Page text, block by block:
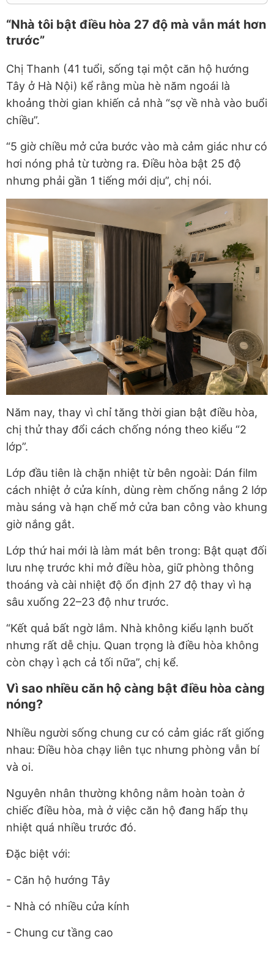
“Nhà tôi bật điều hòa 27 độ mà vẫn mát hơn
trước”
Chị Thanh (41 tuổi, sống tại một căn hộ hướng
Tây ở Hà Nội) kể rằng mùa hè năm ngoái là
khoảng thời gian khiến cả nhà “sợ về nhà vào buổi
chiều”.
“5 giờ chiều mở cửa bước vào mà cảm giác như có
hơi nóng phả từ tường ra. Điều hòa bật 25 độ
nhưng phải gần 1 tiếng mới dịu”, chị nói.
Năm nay, thay vì chỉ tăng thời gian bật điều hòa,
chị thử thay đổi cách chống nóng theo kiểu “2
lớp”.
Lớp đầu tiên là chặn nhiệt từ bên ngoài: Dán film
cách nhiệt ở cửa kính, dùng rèm chống nắng 2 lớp
màu sáng và hạn chế mở cửa ban công vào khung
giờ nắng gắt.
Lớp thứ hai mới là làm mát bên trong: Bật quạt đối
lưu nhẹ trước khi mở điều hòa, giữ phòng thông
thoáng và cài nhiệt độ ổn định 27 độ thay vì hạ
sâu xuống 22–23 độ như trước.
“Kết quả bất ngờ lắm. Nhà không kiểu lạnh buốt
nhưng rất dễ chịu. Quan trọng là điều hòa không
còn chạy ì ạch cả tối nữa”, chị kể.
Vì sao nhiều căn hộ càng bật điều hòa càng
nóng?
Nhiều người sống chung cư có cảm giác rất giống
nhau: Điều hòa chạy liên tục nhưng phòng vẫn bí
và oi.
Nguyên nhân thường không nằm hoàn toàn ở
chiếc điều hòa, mà ở việc căn hộ đang hấp thụ
nhiệt quá nhiều trước đó.
Đặc biệt với:
- Căn hộ hướng Tây
- Nhà có nhiều cửa kính
- Chung cư tầng cao